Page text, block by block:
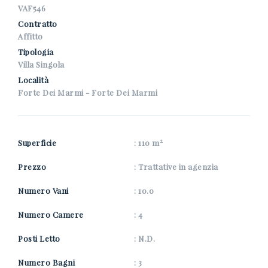
VAF546
Contratto
Affitto
Tipologia
Villa Singola
Località
Forte Dei Marmi - Forte Dei Marmi
Superficie : 110 m2
Prezzo : Trattative in agenzia
Numero Vani : 10.0
Numero Camere : 4
Posti Letto : N.D.
Numero Bagni : 3
*Il tuo nome
Presto il consenso al trattamento dei miei dati
dell'informativa Privacy
Ricevi immobili simili a questo da Nuova Zarri.
*Controllo Antispam: qual è il numero fra 2 e 4?